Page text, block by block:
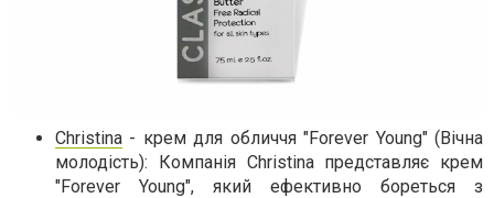
Christina - крем для обличчя "Forever Young" (Вічна
молодість): Компанія Christina представляє крем
"Forever Young", який ефективно бореться з